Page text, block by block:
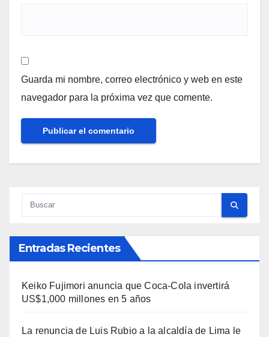
Guarda mi nombre, correo electrónico y web en este
navegador para la próxima vez que comente.
Entradas Recientes
Keiko Fujimori anuncia que Coca-Cola invertirá
US$1,000 millones en 5 años
La renuncia de Luis Rubio a la alcaldía de Lima le